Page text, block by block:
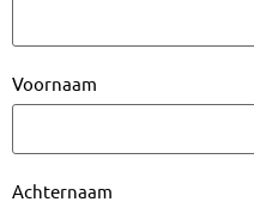
Voornaam
Achternaam